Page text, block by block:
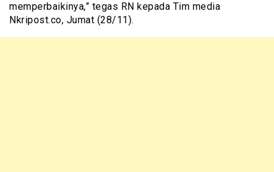
memperbaikinya,” tegas RN kepada Tim media
Nkripost.co, Jumat (28/11).